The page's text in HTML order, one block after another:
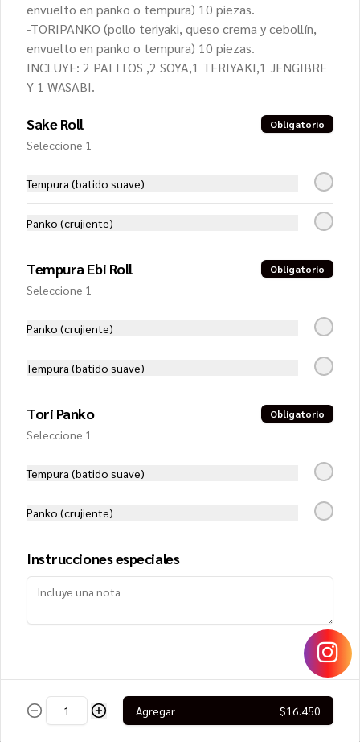
Almond White
Pollo teriyaki, palta y almendras
tostadas, envuelto en queso crema,
Camarón, queso crema y cebollín,
exquisito ceviche de salmón y camarón.
Camarón furai y palta, cubierto con
Filete de vacuno, queso crema y
cebollín, cubierto con cebolla morada,
$8.950
Mango Roll
Camarón furai y queso crema, envuelto
en mango, cubierto con ceviche de
$8.450
envuelto en panko o tempura) 10 piezas.
-TORIPANKO (pollo teriyaki, queso crema y cebollín,
envuelto en panko o tempura) 10 piezas.
INCLUYE: 2 PALITOS ,2 SOYA,1 TERIYAKI,1 JENGIBRE
Y 1 WASABI.
Sake Roll Obligatorio
Seleccione 1
Tempura (batido suave)
Panko (crujiente)
Tempura Ebi Roll Obligatorio
Seleccione 1
Panko (crujiente)
Tempura (batido suave)
Tori Panko Obligatorio
Seleccione 1
Tempura (batido suave)
Panko (crujiente)
Instrucciones especiales
Agregar $16.450